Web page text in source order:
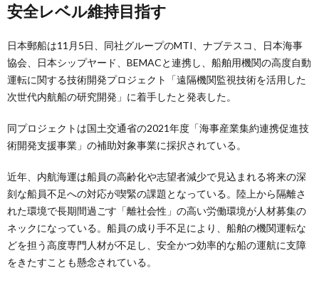
安全レベル維持目指す
日本郵船は11月5日、同社グループのMTI、ナブテスコ、日本海事
協会、日本シップヤード、BEMACと連携し、船舶用機関の高度自動
運転に関する技術開発プロジェクト「遠隔機関監視技術を活用した
次世代内航船の研究開発」に着手したと発表した。
同プロジェクトは国土交通省の2021年度「海事産業集約連携促進技
術開発支援事業」の補助対象事業に採択されている。
近年、内航海運は船員の高齢化や志望者減少で見込まれる将来の深
刻な船員不足への対応が喫緊の課題となっている。陸上から隔離さ
れた環境で長期間過ごす「離社会性」の高い労働環境が人材募集の
ネックになっている。船員の成り手不足により、船舶の機関運転な
どを担う高度専門人材が不足し、安全かつ効率的な船の運航に支障
をきたすことも懸念されている。